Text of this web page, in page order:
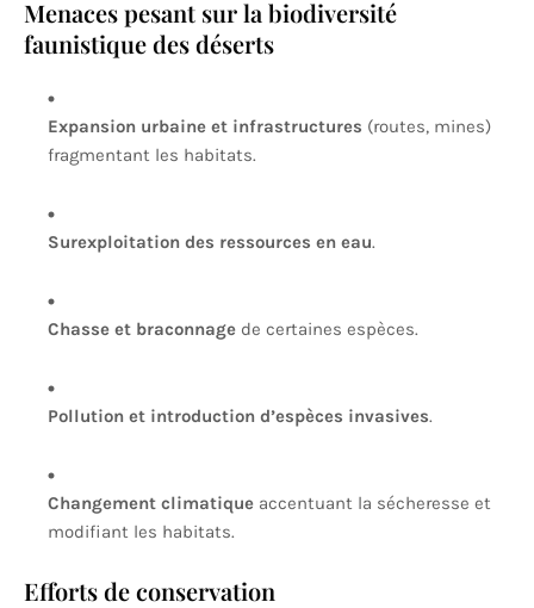
Menaces pesant sur la biodiversité
faunistique des déserts
Expansion urbaine et infrastructures (routes, mines)
fragmentant les habitats.
Surexploitation des ressources en eau.
Chasse et braconnage de certaines espèces.
Pollution et introduction d’espèces invasives.
Changement climatique accentuant la sécheresse et
modifiant les habitats.
Efforts de conservation